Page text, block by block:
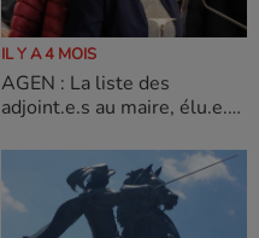
IL Y A 4 MOIS
AGEN : La liste des
adjoint.e.s au maire, élu.e.s
délégations.